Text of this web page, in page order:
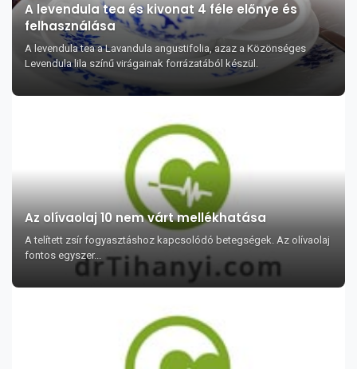
A levendula tea és kivonat 4 féle előnye és
felhasználása
A levendula tea a Lavandula angustifolia, azaz a Közönséges
Levendula lila színű virágainak forrázatából készül.
Az olívaolaj 10 nem várt mellékhatása
A telített zsír fogyasztáshoz kapcsolódó betegségek. Az olívaolaj
fontos egyszer...